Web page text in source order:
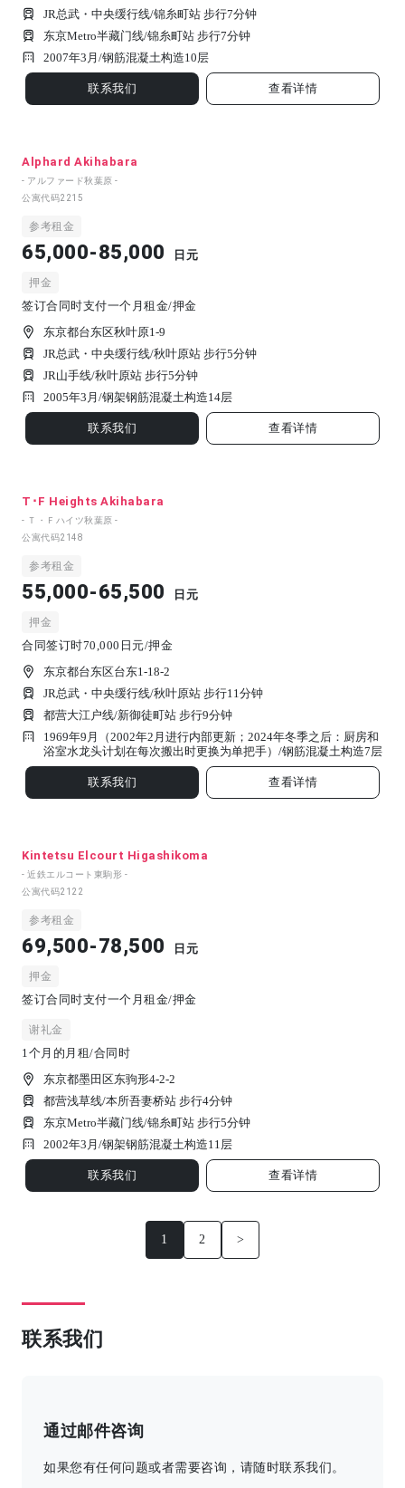
JR总武・中央缓行线/锦糸町站 步行7分钟
东京Metro半藏门线/锦糸町站 步行7分钟
2007年3月/钢筋混凝土构造10 层
联系我们 查看详情
Alphard Akihabara
- アルファード秋葉原 -
公寓代码2215
参考租金
65,000-85,000 日元
押金
签订合同时支付一个月租金/押金
东京都台东区秋叶原1-9
JR总武・中央缓行线/秋叶原站 步行5分钟
JR山手线/秋叶原站 步行5分钟
2005年3月/钢架钢筋混凝土构造14 层
联系我们 查看详情
T･F Heights Akihabara
- Ｔ・Ｆハイツ秋葉原 -
公寓代码2148
参考租金
55,000-65,500 日元
押金
合同签订时70,000日元/押金
东京都台东区台东1-18-2
JR总武・中央缓行线/秋叶原站 步行11分钟
都营大江户线/新御徒町站 步行9分钟
1969年9月（2002年2月进行内部更新；2024年冬季之后：厨房和
浴室水龙头计划在每次搬出时更换为单把手）/钢筋混凝土构造7 层
联系我们 查看详情
Kintetsu Elcourt Higashikoma
- 近鉄エルコート東駒形 -
公寓代码2122
参考租金
69,500-78,500 日元
押金
签订合同时支付一个月租金/押金
谢礼金
1个月的月租/合同时
东京都墨田区东驹形4-2-2
都营浅草线/本所吾妻桥站 步行4分钟
东京Metro半藏门线/锦糸町站 步行5分钟
2002年3月/钢架钢筋混凝土构造11 层
联系我们 查看详情
1 2 >
联系我们
通过邮件咨询
如果您有任何问题或者需要咨询，请随时联系我们。